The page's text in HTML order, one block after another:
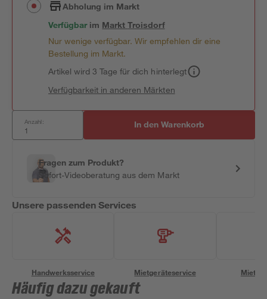
Abholung im Markt
Verfügbar im MarktTroisdorf
Nur wenige verfügbar. Wir empfehlen dir eine
Bestellung im Markt.
Artikel wird 3 Tage für dich hinterlegt
Verfügbarkeit in anderen Märkten
Anzahl: In den Warenkorb
Fragen zum Produkt?
Sofort-Videoberatung aus dem Markt
Unsere passenden Services
Handwerksservice Mietgeräteservice
Häufig dazu gekauft